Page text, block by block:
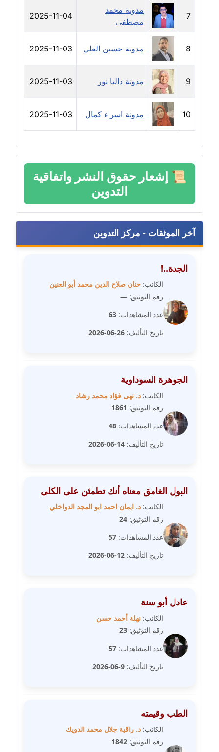
مدونة دعاء الشاهد
عاملة
مدونة دينا عاصم
عاملة
مدونة دينا منير
عاملة
مدونة راقية الدويك
عاملة
مدونة رانيا ثروت
عاملة
مدونة رجاء دياب
عاملة
مدونة رحاب منيعم
عاملة
مدونة رشا السعدي
مدونة رشا شمس الدين
عاملة
مدونة رشا كمال
مدونة رشا ماهر
عاملة
مدونة رشيد سبابو
مدونة رفعت عراقي
عاملة
مدونة ريهام الخميسي
مدونة زينات مطاوع
عاملة
مدونة زينب حمدي
عاملة
مدونة سارة ابراهيم
عاملة
عاملة
مدونة سارة سعيد
عاملة
7
مدونة محمد
مصطفى
2025-11-04
8 مدونة حسين العلي 2025-11-03
9 مدونة داليا نور 2025-11-03
10 مدونة اسراء كمال 2025-11-03
📜 إشعار حقوق النشر واتفاقية
التدوين
آخر الموثقات - مركز التدوين
الجدة..!
الكاتب: حنان صلاح الدين محمد أبو العنين
رقم التوثيق: —
عدد المشاهدات: 63
تاريخ التأليف: 26-06-2026
الجوهرة السوداوية
الكاتب: د. نهى فؤاد محمد رشاد
رقم التوثيق: 1861
عدد المشاهدات: 48
تاريخ التأليف: 14-06-2026
البول الغامق معناه أنك تطمئن على الكلى
الكاتب: د. ايمان احمد ابو المجد الدواخلي
رقم التوثيق: 24
عدد المشاهدات: 57
تاريخ التأليف: 12-06-2026
عادل أبو سنة
الكاتب: نهلة أحمد حسن
رقم التوثيق: 23
عدد المشاهدات: 57
تاريخ التأليف: 9-06-2026
الطب وقيمته
الكاتب: د. راقية جلال محمد الدويك
رقم التوثيق: 1842